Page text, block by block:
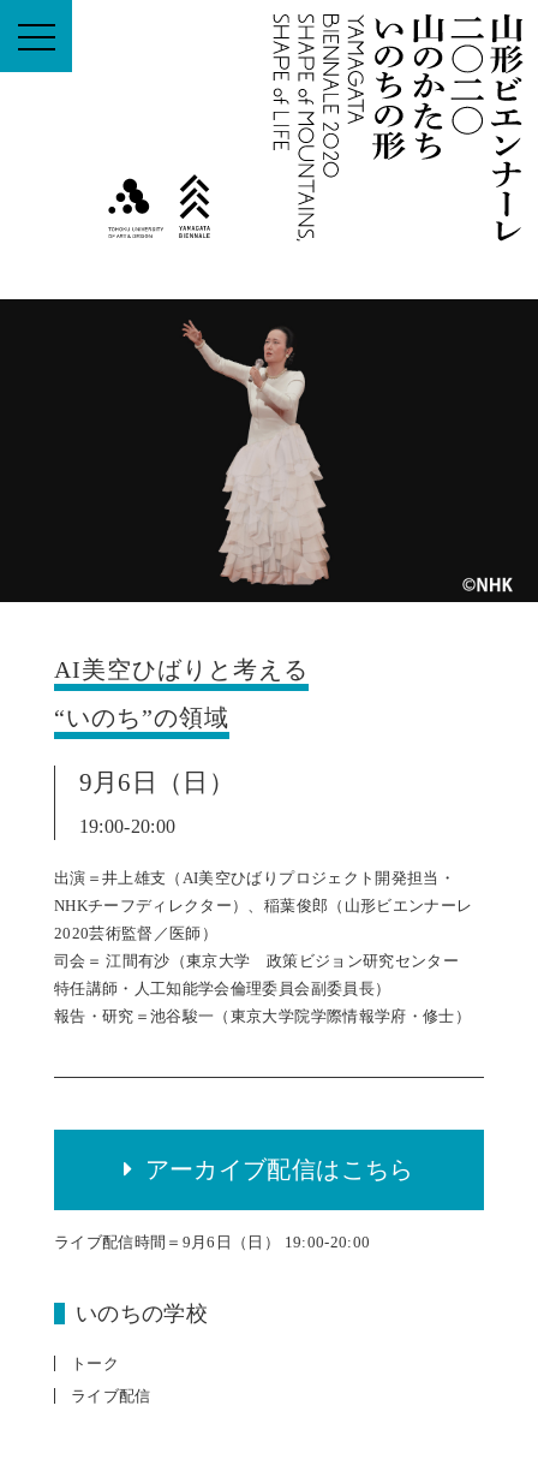
AI美空ひばりと考える
“いのち”の領域
9月6日（日）
19:00-20:00
出演＝井上雄支（AI美空ひばりプロジェクト開発担当・
NHKチーフディレクター）、稲葉俊郎（山形ビエンナーレ
2020芸術監督／医師）
司会＝ 江間有沙（東京大学 政策ビジョン研究センター
特任講師・人工知能学会倫理委員会副委員長）
報告・研究＝池谷駿一（東京大学院学際情報学府・修士）
アーカイブ配信はこちら
ライブ配信時間＝9月6日（日） 19:00-20:00
いのちの学校
トーク
ライブ配信